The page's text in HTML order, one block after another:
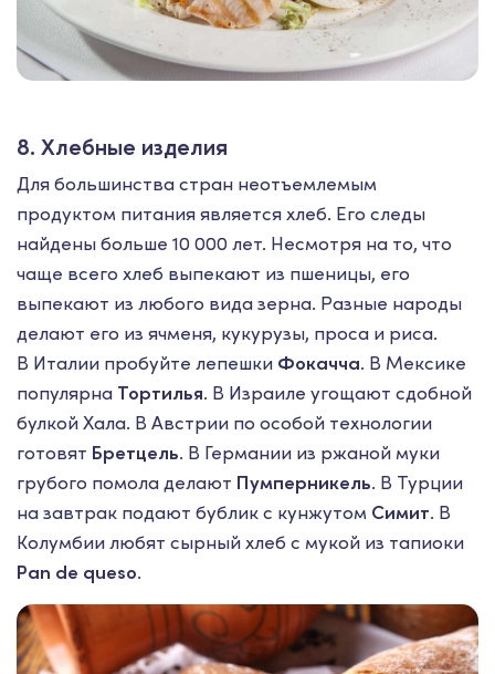
8. Хлебные изделия
Для большинства стран неотъемлемым
продуктом питания является хлеб. Его следы
найдены больше 10 000 лет. Несмотря на то, что
чаще всего хлеб выпекают из пшеницы, его
выпекают из любого вида зерна. Разные народы
делают его из ячменя, кукурузы, проса и риса.
В Италии пробуйте лепешки Фокачча. В Мексике
популярна Тортилья. В Израиле угощают сдобной
булкой Хала. В Австрии по особой технологии
готовят Бретцель. В Германии из ржаной муки
грубого помола делают Пумперникель. В Турции
на завтрак подают бублик с кунжутом Симит. В
Колумбии любят сырный хлеб с мукой из тапиоки
Pan de queso.